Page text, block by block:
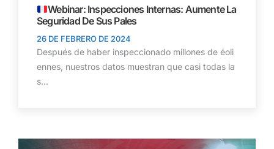
Webinar: Inspecciones Internas: Aumente La
Seguridad De Sus Pales
26 DE FEBRERO DE 2024
Después de haber inspeccionado millones de éoli
ennes, nuestros datos muestran que casi todas la
s...